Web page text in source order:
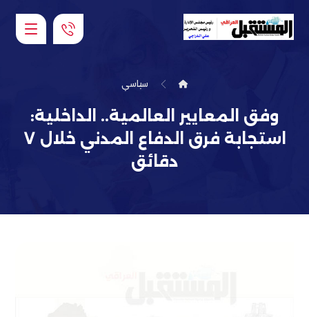
سياسي
وفق المعايير العالمية.. الداخلية:
استجابة فرق الدفاع المدني خلال ٧
دقائق